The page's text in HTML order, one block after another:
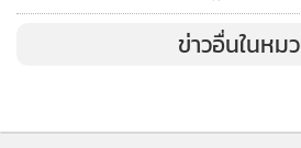
ข่าวอื่นในหม